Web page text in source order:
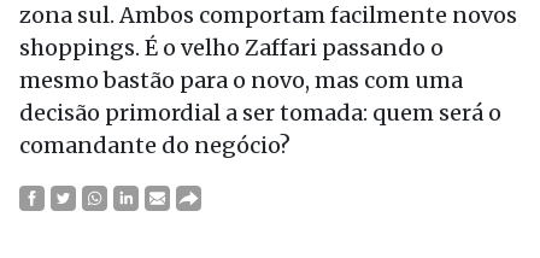
zona sul. Ambos comportam facilmente novos
shoppings. É o velho Zaffari passando o
mesmo bastão para o novo, mas com uma
decisão primordial a ser tomada: quem será o
comandante do negócio?